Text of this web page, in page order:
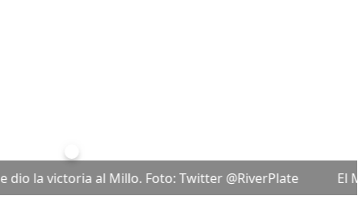
por la fecha 9 de la Copa LPF. Foto: Twitter @RiverPlate